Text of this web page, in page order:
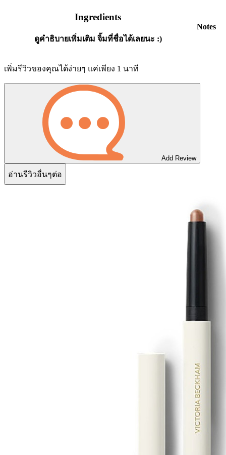
Ingredients
ดูคำธิบายเพิ่มเติม จิ้มที่ชื่อได้เลยนะ :)
Notes
เพิ่มรีวิวของคุณได้ง่ายๆ แค่เพียง 1 นาที
Add Review
อ่านรีวิวอื่นๆต่อ